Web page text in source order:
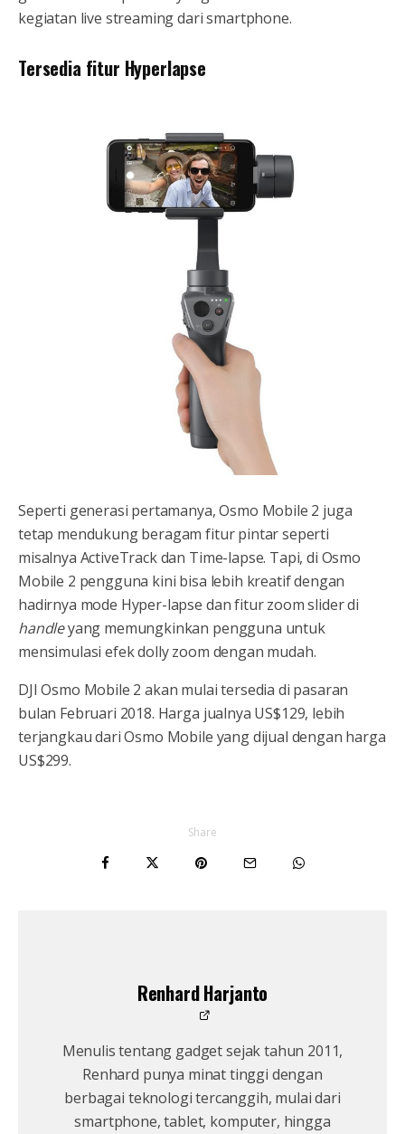
kegiatan live streaming dari smartphone.
Tersedia fitur Hyperlapse
Seperti generasi pertamanya, Osmo Mobile 2 juga
tetap mendukung beragam fitur pintar seperti
misalnya ActiveTrack dan Time-lapse. Tapi, di Osmo
Mobile 2 pengguna kini bisa lebih kreatif dengan
hadirnya mode Hyper-lapse dan fitur zoom slider di
handleyang memungkinkan pengguna untuk
mensimulasi efek dolly zoom dengan mudah.
DJI Osmo Mobile 2 akan mulai tersedia di pasaran
bulan Februari 2018. Harga jualnya US$129, lebih
terjangkau dari Osmo Mobile yang dijual dengan harga
US$299.
Share
Renhard Harjanto
Menulis tentang gadget sejak tahun 2011,
Renhard punya minat tinggi dengan
berbagai teknologi tercanggih, mulai dari
smartphone, tablet, komputer, hingga